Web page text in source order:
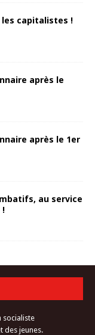
capitalistes !
après le
après le 1er
au service
!
socialiste
des jeunes.